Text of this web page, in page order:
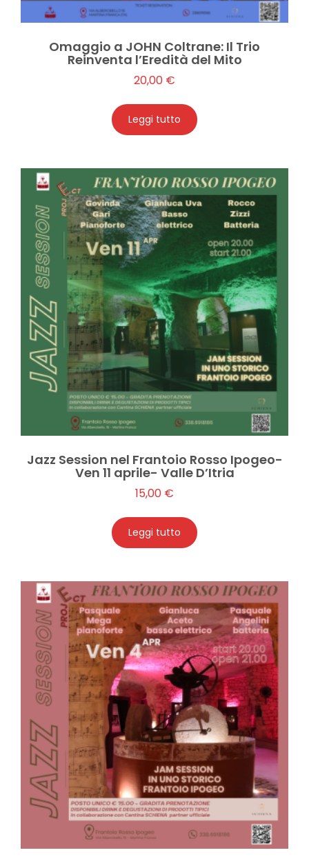
Omaggio a JOHN Coltrane: Il Trio
Reinventa l’Eredità del Mito
20,00 €
Leggi tutto
Jazz Session nel Frantoio Rosso Ipogeo-
Ven 11 aprile- Valle D’Itria
15,00 €
Leggi tutto